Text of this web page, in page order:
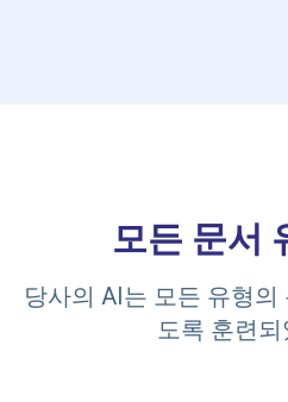
모든 문서
당사의 AI는 모든 유형
도록 훈련